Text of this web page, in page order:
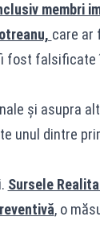
membri
care ar
fost falsificate
și asupra
unul dintre
Sursele
, o